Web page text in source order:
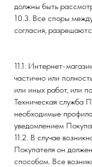
должны быть
10.3. Все споры
согласия,
11.1. Интернет-
частично или
или иных работ, или
Техническая служба
необходимые
уведомлением
11.2. В случае
Покупателя он
способом. Все